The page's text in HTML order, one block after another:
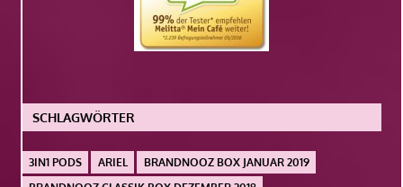
SCHLAGWÖRTER
3IN1 PODS ARIEL
BRANDNOOZ BOX JANUAR 2019